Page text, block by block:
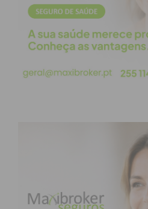
Eu li e concordo